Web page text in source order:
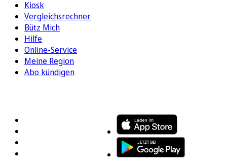
Kiosk
Vergleichsrechner
Bütz Mich
Hilfe
Online-Service
Meine Region
Abo kündigen